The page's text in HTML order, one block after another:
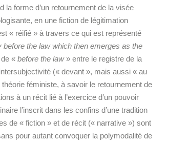
la forme d’un retournement de la visée
en une fiction de légitimation
« réifié » à travers ce qui est représenté
before the law which then emerges as the
« before the law» entre le registre de la
(« devant », mais aussi « au
féministe, à savoir le retournement de
à un récit lié à l’exercice d’un pouvoir
l’inscrit dans les confins d’une tradition
de « fiction » et de récit (« narrative ») sont
pour autant convoquer la polymodalité de